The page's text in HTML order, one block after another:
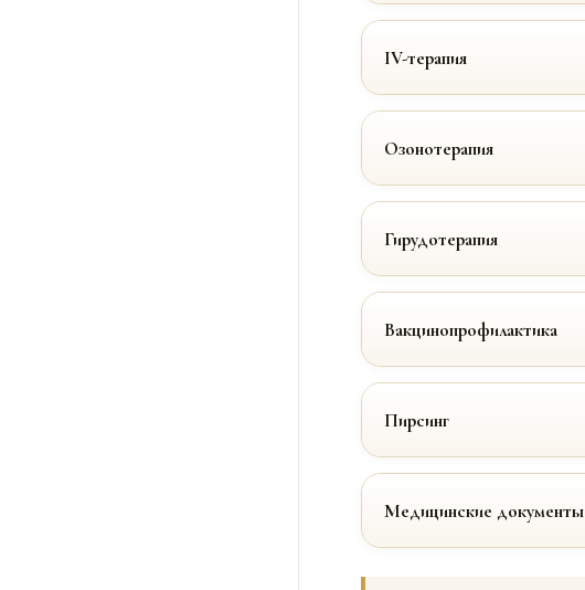
IV-терапия
Озонотерапия
Гирудотерапия
Вакцинопрофилактика
Пирсинг
Медицинские документы